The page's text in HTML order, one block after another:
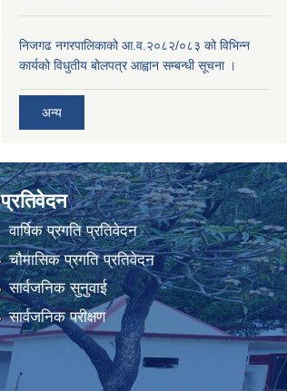
निजगढ नगरपालिकाको आ.व.२०८२/०८३ को विभिन्न
कार्यको विधुतीय बोलपत्र आह्वान सम्बन्धी सूचना ।
अन्य
प्रतिवेदन
वार्षिक प्रगति प्रतिवेदन
चौमासिक प्रगति प्रतिवेदन
सार्वजनिक सुनुवाई
सार्वजनिक परीक्षण